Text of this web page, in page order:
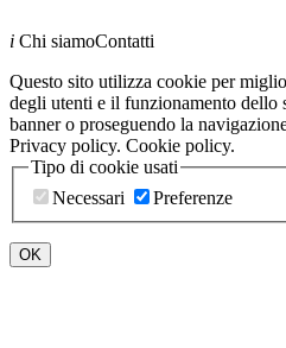
i Chi siamoContatti
Questo sito utilizza cookie per
degli utenti e il funzionamento dello
banner o proseguendo la
Privacy policy. Cookie policy.
Tipo di cookie usati
Necessari
Preferenze